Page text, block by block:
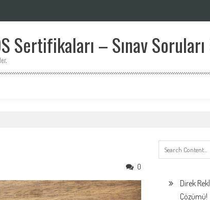
Sertifikaları – Sınav
0
Direk
Çözümü!